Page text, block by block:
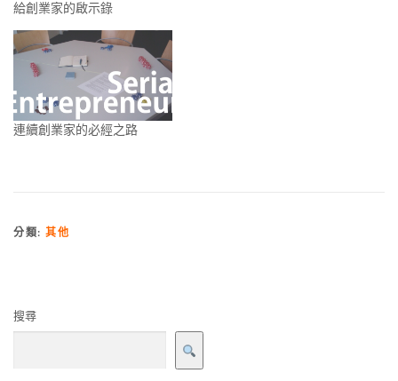
給創業家的啟示錄
連續創業家的必經之路
分類: 其他
搜尋